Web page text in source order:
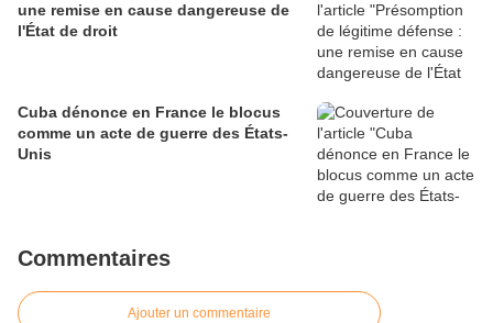
une remise en cause dangereuse de
l'État de droit
Cuba dénonce en France le blocus
comme un acte de guerre des États-
Unis
Commentaires
Ajouter un commentaire